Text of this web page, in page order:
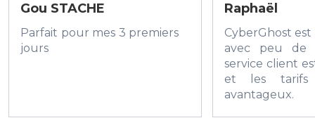
Gou STACHE
Parfait pour mes 3 premiers
jours
Raphaël
CyberGhost
avec peu de
service client
et les tarifs